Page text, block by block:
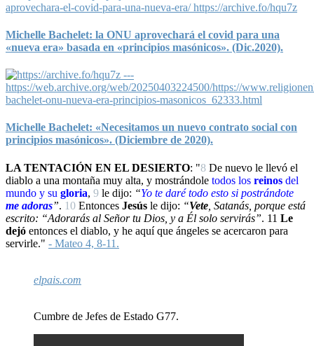
Michelle Bachelet: la ONU aprovechará el covid para una
«nueva era» basada en «principios masónicos». (Dic.2020).
Michelle Bachelet: «Necesitamos un nuevo contrato social con
principios masónicos». (Diciembre de 2020).
LA TENTACIÓN EN EL DESIERTO: "8 De nuevo le llevó el
diablo a una montaña muy alta, y mostrándole todos los reinos del
mundo y su gloria, 9 le dijo: “Yo te daré todo esto si postrándote
me adoras”. 10 Entonces Jesús le dijo: “Vete , Satanás, porque está
escrito: “Adorarás al Señor tu Dios, y a Él solo servirás”. 11 Le
dejó entonces el diablo, y he aquí que ángeles se acercaron para
servirle." - Mateo 4, 8-11.
elpais.com
Cumbre de Jefes de Estado G77.